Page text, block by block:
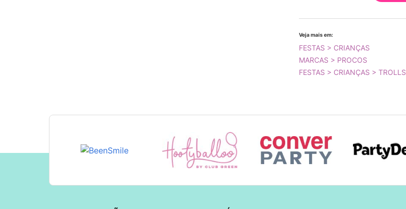
Veja mais em:
FESTAS > CRIANÇAS
MARCAS > PROCOS
FESTAS > CRIANÇAS > TROLLS